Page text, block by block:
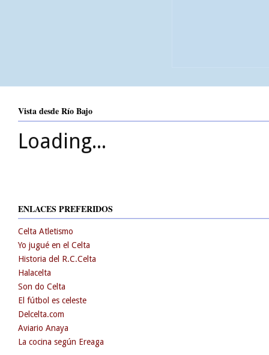
Vista desde Río Bajo
Loading...
ENLACES PREFERIDOS
Celta Atletismo
Yo jugué en el Celta
Historia del R.C.Celta
Halacelta
Son do Celta
El fútbol es celeste
Delcelta.com
Aviario Anaya
La cocina según Ereaga